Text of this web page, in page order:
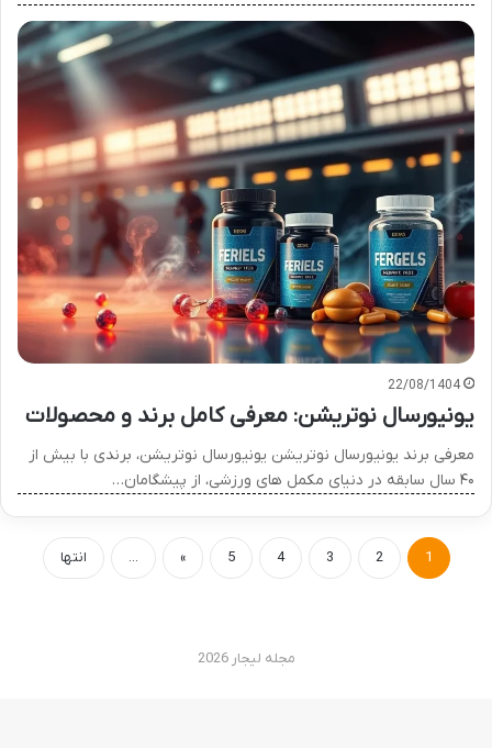
22/08/1404
یونیورسال نوتریشن: معرفی کامل برند و محصولات
معرفی برند یونیورسال نوتریشن یونیورسال نوتریشن، برندی با بیش از
۴۰ سال سابقه در دنیای مکمل های ورزشی، از پیشگامان…
1
2
3
4
5
»
... انتها
مجله لیجار 2026